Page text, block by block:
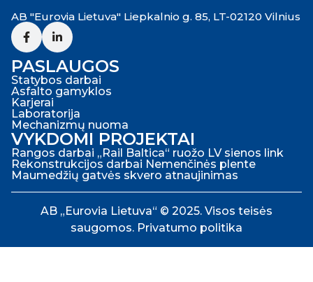
AB "Eurovia Lietuva" Liepkalnio g. 85, LT-02120 Vilnius
PASLAUGOS
Statybos darbai
Asfalto gamyklos
Karjerai
Laboratorija
Mechanizmų nuoma
VYKDOMI PROJEKTAI
Rangos darbai „Rail Baltica“ ruožo LV sienos link
Rekonstrukcijos darbai Nemenčinės plente
Maumedžių gatvės skvero atnaujinimas
AB „Eurovia Lietuva“ © 2025. Visos teisės
saugomos. Privatumo politika